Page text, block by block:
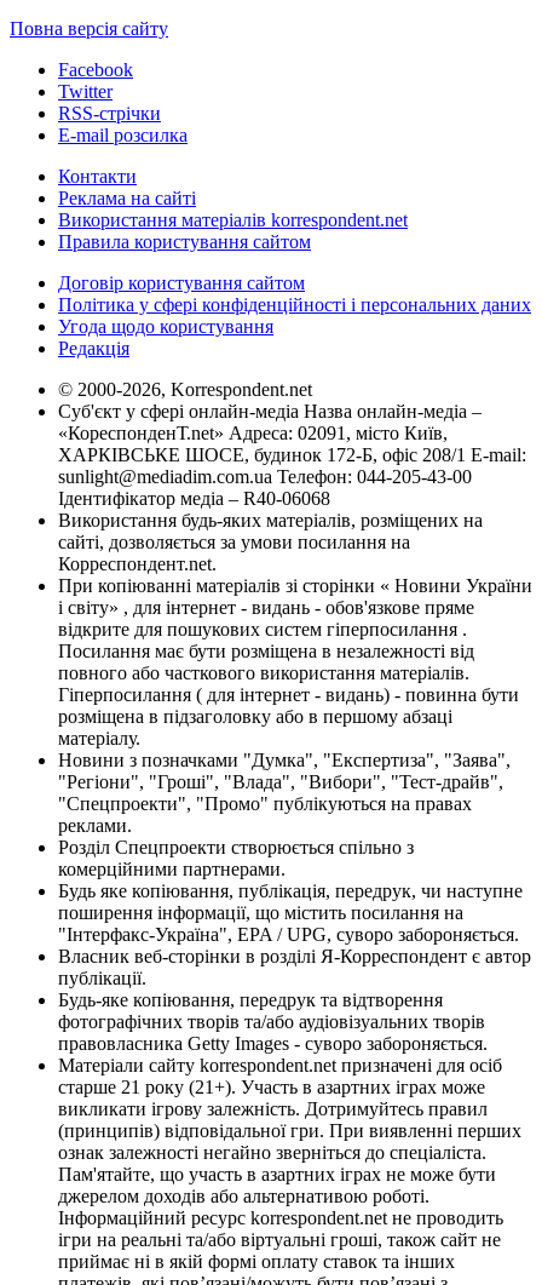
Повна версія сайту
Facebook
Twitter
RSS-стрічки
E-mail розсилка
Контакти
Реклама на сайті
Використання матеріалів korrespondent.net
Правила користування сайтом
Договір користування сайтом
Політика у сфері конфіденційності і персональних даних
Угода щодо користування
Редакція
© 2000-2026, Korrespondent.net
Суб'єкт у сфері онлайн-медіа Назва онлайн-медіа –
«КореспонденТ.net» Адреса: 02091, місто Київ,
ХАРКІВСЬКЕ ШОСЕ, будинок 172-Б, офіс 208/1 E-mail:
sunlight@mediadim.com.ua Телефон: 044-205-43-00
Ідентифікатор медіа – R40-06068
Використання будь-яких матеріалів, розміщених на
сайті, дозволяється за умови посилання на
Корреспондент.net.
При копіюванні матеріалів зі сторінки « Новини України
і світу» , для інтернет - видань - обов'язкове пряме
відкрите для пошукових систем гіперпосилання .
Посилання має бути розміщена в незалежності від
повного або часткового використання матеріалів.
Гіперпосилання ( для інтернет - видань) - повинна бути
розміщена в підзаголовку або в першому абзаці
матеріалу.
Новини з позначками "Думка", "Експертиза", "Заява",
"Регіони", "Гроші", "Влада", "Вибори", "Тест-драйв",
"Спецпроекти", "Промо" публікуються на правах
реклами.
Розділ Спецпроекти створюється спільно з
комерційними партнерами.
Будь яке копіювання, публікація, передрук, чи наступне
поширення інформації, що містить посилання на
"Інтерфакс-Україна", EPA / UPG, суворо забороняється.
Власник веб-сторінки в розділі Я-Корреспондент є автор
публікації.
Будь-яке копіювання, передрук та відтворення
фотографічних творів та/або аудіовізуальних творів
правовласника Getty Images - суворо забороняється.
Матеріали сайту korrespondent.net призначені для осіб
старше 21 року (21+). Участь в азартних іграх може
викликати ігрову залежність. Дотримуйтесь правил
(принципів) відповідальної гри. При виявленні перших
ознак залежності негайно зверніться до спеціаліста.
Пам'ятайте, що участь в азартних іграх не може бути
джерелом доходів або альтернативою роботі.
Інформаційний ресурс korrespondent.net не проводить
ігри на реальні та/або віртуальні гроші, також сайт не
приймає ні в якій формі оплату ставок та інших